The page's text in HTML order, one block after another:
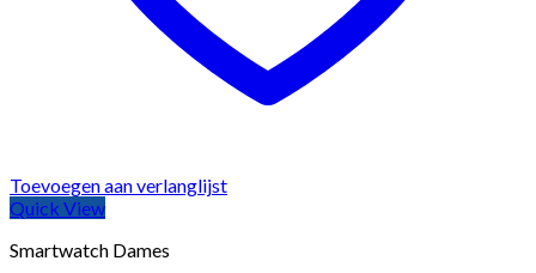
Toevoegen aan verlanglijst
Quick View
Smartwatch Dames